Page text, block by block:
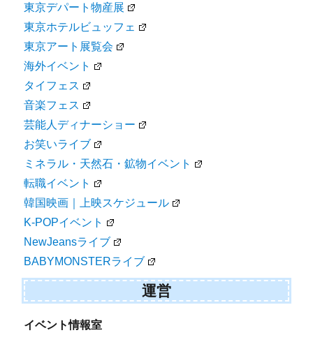
東京デパート物産展
東京ホテルビュッフェ
東京アート展覧会
海外イベント
タイフェス
音楽フェス
芸能人ディナーショー
お笑いライブ
ミネラル・天然石・鉱物イベント
転職イベント
韓国映画｜上映スケジュール
K-POPイベント
NewJeansライブ
BABYMONSTERライブ
運営
イベント情報室